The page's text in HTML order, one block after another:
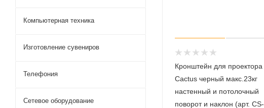
Кронштейн для проектора
Cactus черный макс.23кг
настенный и потолочный
поворот и наклон (арт. CS-
Компьютерная техника
Изготовление сувениров
Телефония
Сетевое оборудование